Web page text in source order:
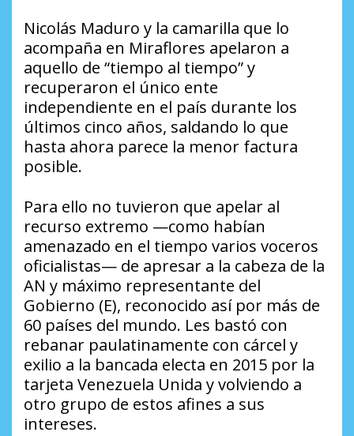
Nicolás Maduro y la camarilla que lo
acompaña en Miraflores apelaron a
aquello de “tiempo al tiempo” y
recuperaron el único ente
independiente en el país durante los
últimos cinco años, saldando lo que
hasta ahora parece la menor factura
posible.
Para ello no tuvieron que apelar al
recurso extremo —como habían
amenazado en el tiempo varios voceros
oficialistas— de apresar a la cabeza de la
AN y máximo representante del
Gobierno (E), reconocido así por más de
60 países del mundo. Les bastó con
rebanar paulatinamente con cárcel y
exilio a la bancada electa en 2015 por la
tarjeta Venezuela Unida y volviendo a
otro grupo de estos afines a sus
intereses.